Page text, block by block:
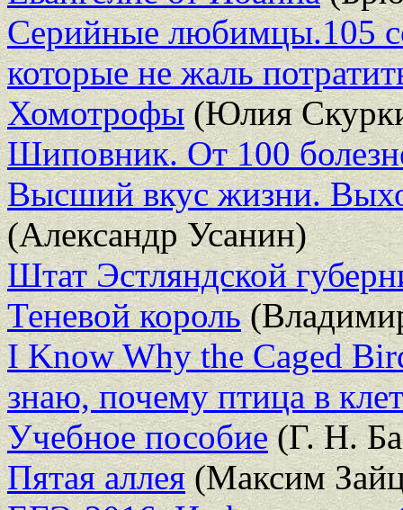
Серийные любимцы.105
которые не жаль
Хомотрофы(Юлия
Шиповник. От 100
Высший вкус жизни.
(Александр Усанин)
Штат Эстляндской
Теневой король
I Know Why the Caged
знаю, почему птица в
Учебное пособие(Г. Н.
Пятая аллея(Максим